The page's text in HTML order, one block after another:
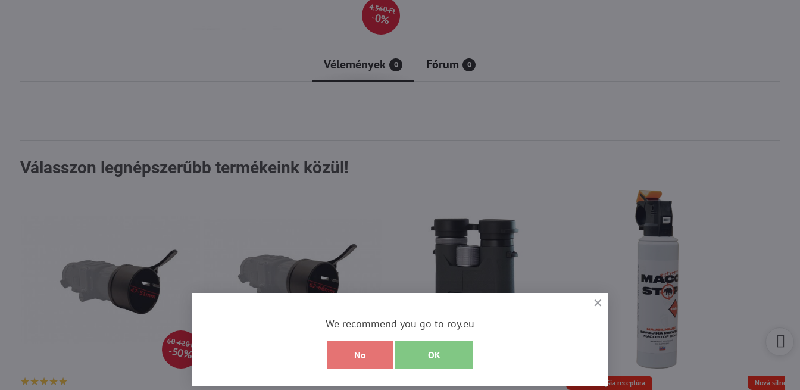
4.560 Ft
0%
Vélemények 0 Fórum 0
Válasszon legnépszerűbb termékeink közül!
60.420 Ft
50%
60.420 Ft
50%
Nová silnejšia receptúra Nová silnejšia
We recommend you go to roy.eu
No OK